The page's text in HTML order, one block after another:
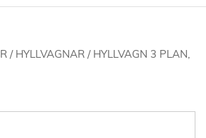
/ HYLLVAGNAR / HYLLVAGN 3 PLAN,